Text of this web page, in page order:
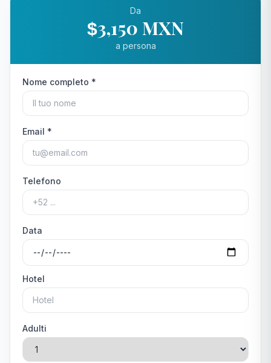
Da
$3,150 MXN
a persona
Nome completo *
Email *
Telefono
Data
Hotel
Adulti